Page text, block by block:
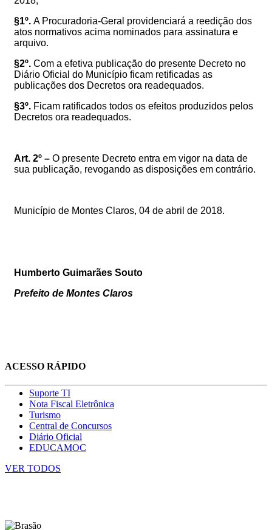
§1º. A Procuradoria-Geral providenciará a reedição dos
atos normativos acima nominados para assinatura e
arquivo.
§2º. Com a efetiva publicação do presente Decreto no
Diário Oficial do Município ficam retificadas as
publicações dos Decretos ora readequados.
§3º. Ficam ratificados todos os efeitos produzidos pelos
Decretos ora readequados.
Art. 2º – O presente Decreto entra em vigor na data de
sua publicação, revogando as disposições em contrário.
Município de Montes Claros, 04 de abril de 2018.
Humberto Guimarães Souto
Prefeito de Montes Claros
ACESSO RÁPIDO
Suporte TI
Nota Fiscal Eletrônica
Turismo
Central de Concursos
Diário Oficial
EDUCAMOC
VER TODOS